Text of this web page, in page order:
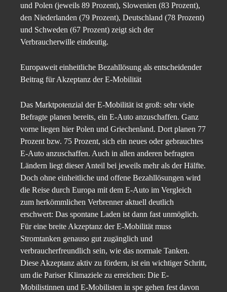
und Polen (jeweils 89 Prozent), Slowenien (83 Prozent),
den Niederlanden (79 Prozent), Deutschland (78 Prozent)
und Schweden (67 Prozent) zeigt sich der
Verbraucherwille eindeutig.
Europaweit einheitliche Bezahllösung als entscheidender
Beitrag für Akzeptanz der E-Mobilität
Das Marktpotenzial der E-Mobilität ist groß: sehr viele
Befragte planen bereits, ein E-Auto anzuschaffen. Ganz
vorne liegen hier Polen und Griechenland. Dort planen 77
Prozent bzw. 75 Prozent, sich ein neues oder gebrauchtes
E-Auto anzuschaffen. Auch in allen anderen befragten
Ländern liegt dieser Anteil bei jeweils mehr als der Hälfte.
Doch ohne einheitliche und offene Bezahllösungen wird
die Reise durch Europa mit dem E-Auto im Vergleich
zum herkömmlichen Verbrenner aktuell deutlich
erschwert: Das spontane Laden ist dann fast unmöglich.
Für eine breite Akzeptanz der E-Mobilität muss
Stromtanken genauso gut zugänglich und
verbraucherfreundlich sein, wie das normale Tanken.
Diese Akzeptanz aktiv zu fördern, ist ein wichtiger Schritt,
um die Pariser Klimaziele zu erreichen: Die E-
Mobilistinnen und E-Mobilisten in spe gehen fest davon